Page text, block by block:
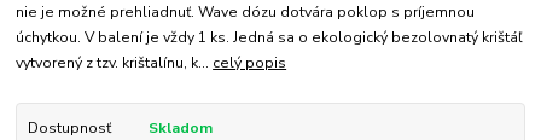
nie je možné prehliadnuť. Wave dózu dotvára poklop s príjemnou
úchytkou. V balení je vždy 1 ks. Jedná sa o ekologický bezolovnatý krištáľ
vytvorený z tzv. krištalínu, k... celý popis
Dostupnosť Skladom